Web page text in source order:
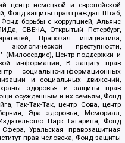
центр немецкой и европейской
Фонд защиты прав граждан Штаб,
борьбы с коррупцией, Альянс
СВЕЧА, Открытый Петербург,
Правовая инициатива,
преступности,
(Милосердие), Центр поддержки и
информации, В защиту прав
социально-информационных
и социальных движений,
здоровья и защиты прав
осужденным и их семьям, Фонд
Так-Так-Так, центр Сова, центр
Эра здоровья, Мемориал,
Парк Гагарина, Фонд
Уральская правозащитная
прав человека, Фонд защиты